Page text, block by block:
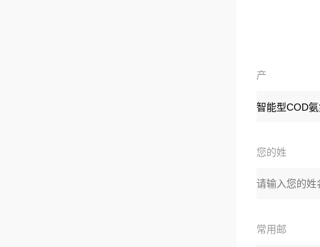
产
品：
您的姓
名
常用邮